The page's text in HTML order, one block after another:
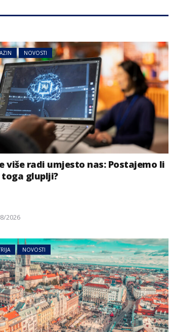
NOVOSTI
više radi umjesto nas: Postajemo li
toga gluplji?
2026
NOVOSTI